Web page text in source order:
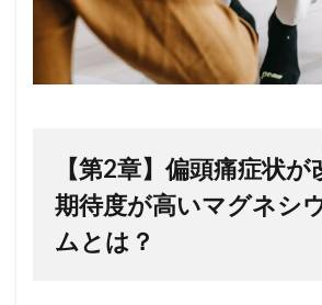
【第2章】偏頭痛症状が
期待度が高いマグネシ
ムとは？